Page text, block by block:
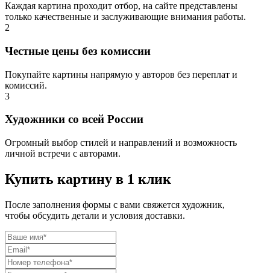
Каждая картина проходит отбор, на сайте представлены
только качественные и заслуживающие внимания работы.
2
Честные цены без комиссии
Покупайте картины напрямую у авторов без переплат и
комиссий.
3
Художники со всей России
Огромный выбор стилей и направлений и возможность
личной встречи с авторами.
Купить картину в 1 клик
После заполнения формы с вами свяжется художник,
чтобы обсудить детали и условия доставки.